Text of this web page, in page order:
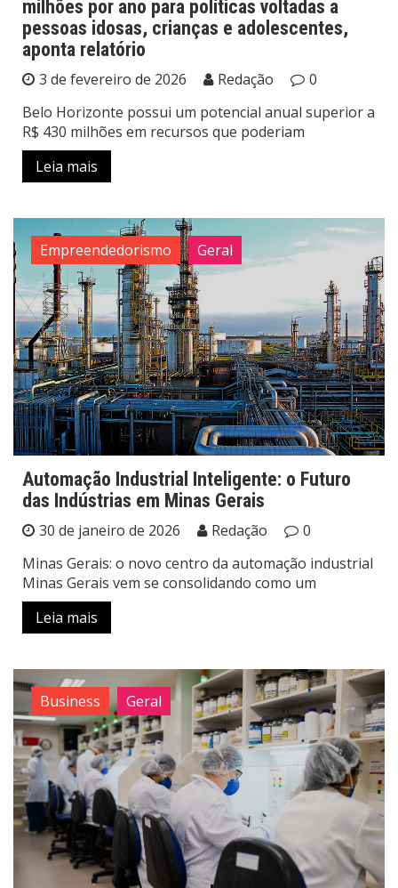
milhões por ano para políticas voltadas a
pessoas idosas, crianças e adolescentes,
aponta relatório
3 de fevereiro de 2026 Redação
0
Belo Horizonte possui um potencial anual superior a
R$ 430 milhões em recursos que poderiam
Leia mais
Empreendedorismo Geral
Automação Industrial Inteligente: o Futuro
das Indústrias em Minas Gerais
30 de janeiro de 2026 Redação
0
Minas Gerais: o novo centro da automação industrial
Minas Gerais vem se consolidando como um
Leia mais
Business Geral